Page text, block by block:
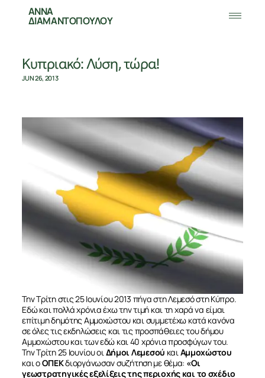
ΑΝΝΑ
ΔΙΑΜΑΝΤΟΠΟΥΛΟΥ
Κυπριακό: Λύση, τώρα!
JUN 26, 2013
Την Τρίτη στις 25 Ιουνίου 2013 πήγα στη Λεμεσό στη Κύπρο.
Εδώ και πολλά χρόνια έχω την τιμή και τη χαρά να είμαι
επίτιμη δημότης Αμμοχώστου και συμμετέχω κατά κανόνα
σε όλες τις εκδηλώσεις και τις προσπάθειες του δήμου
Αμμοχώστου και των εδώ και 40 χρόνια προσφύγων του.
Την Τρίτη 25 Ιουνίου οιΔήμοι Λεμεσού καιΑμμοχώστου
και οΟΠΕΚδιοργάνωσαν συζήτηση με θέμα: «Οι
γεωστρατηγικές εξελίξεις της περιοχής και το σχέδιο